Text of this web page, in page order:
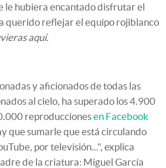
le hubiera encantado disfrutar el
querido reflejar el equipo rojiblanco
aquí.
y aficionados de todas las
al cielo, ha superado los 4.900
reproduccionesen Facebook
que sumarle que está circulando
por televisión...", explica
de la criatura: Miguel García